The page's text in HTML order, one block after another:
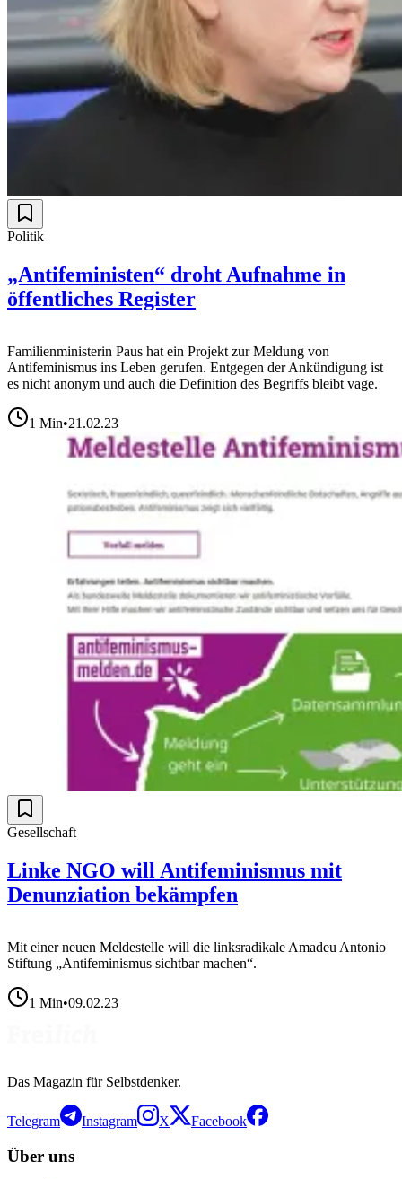
Politik
„Antifeministen“ droht Aufnahme in
öffentliches Register
Familienministerin Paus hat ein Projekt zur Meldung von
Antifeminismus ins Leben gerufen. Entgegen der Ankündigung ist
es nicht anonym und auch die Definition des Begriffs bleibt vage.
1 Min•21.02.23
Gesellschaft
Linke NGO will Antifeminismus mit
Denunziation bekämpfen
Mit einer neuen Meldestelle will die linksradikale Amadeu Antonio
Stiftung „Antifeminismus sichtbar machen“.
1 Min•09.02.23
Das Magazin für Selbstdenker.
Telegram Instagram X Facebook
Über uns